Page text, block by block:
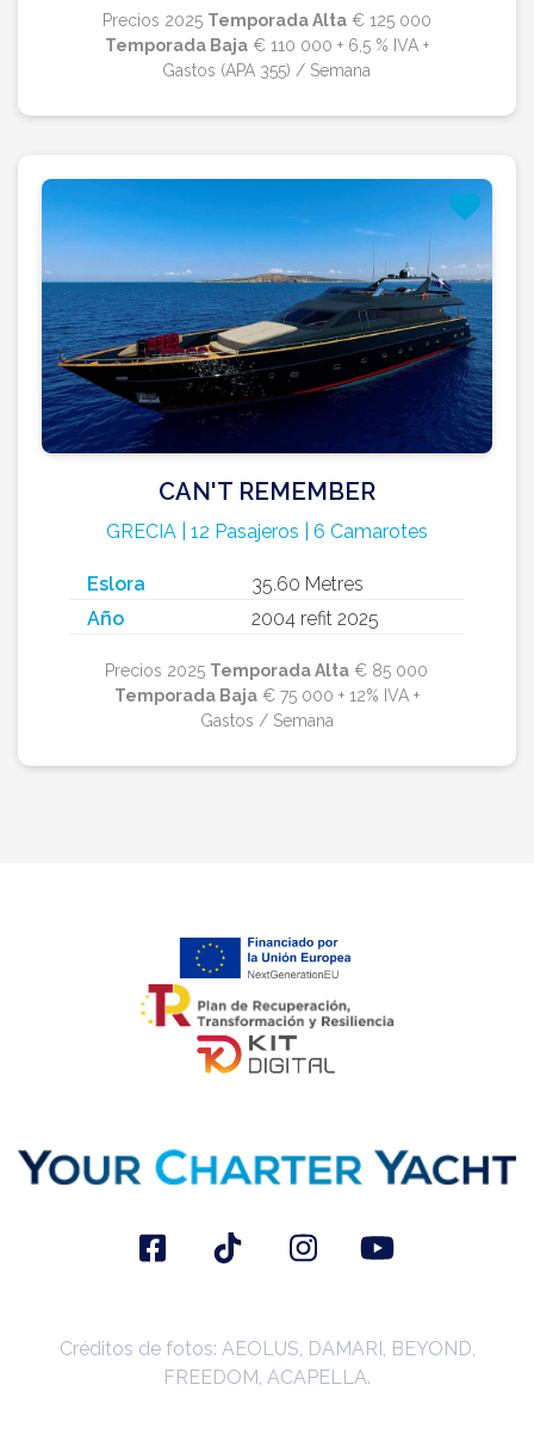
Precios 2025 Temporada Alta€ 125 000
Temporada Baja€ 110 000 + 6,5 % IVA +
Gastos (APA 355) / Semana
CAN'T REMEMBER
GRECIA | 12 Pasajeros | 6 Camarotes
Eslora
35.60 Metres
Año
2004 refit 2025
Precios 2025 Temporada Alta € 85 000
Temporada Baja€ 75 000 + 12% IVA +
Gastos / Semana
Créditos de fotos: AEOLUS, DAMARI, BEYOND,
FREEDOM, ACAPELLA.